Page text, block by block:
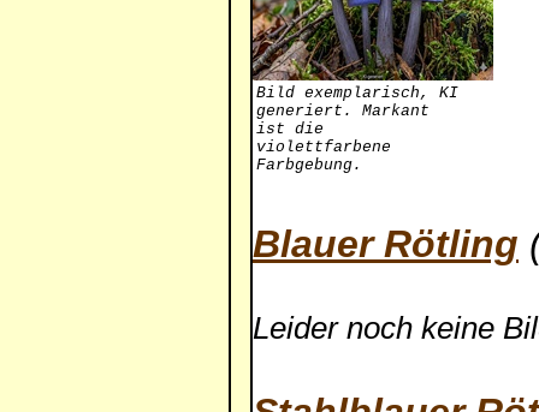
Bild exemplarisch, KI
generiert. Markant
ist die
violettfarbene
Farbgebung.
Blauer Rötling
Leider noch keine